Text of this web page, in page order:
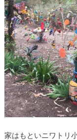
家はもといニワトリ